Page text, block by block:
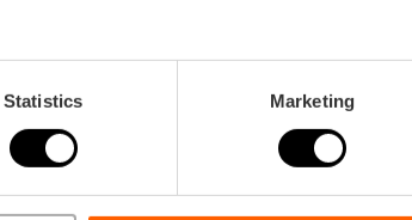
Statistics Marketing